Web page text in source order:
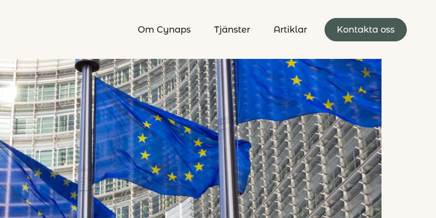
Om Cynaps Tjänster Artiklar Kontakta oss